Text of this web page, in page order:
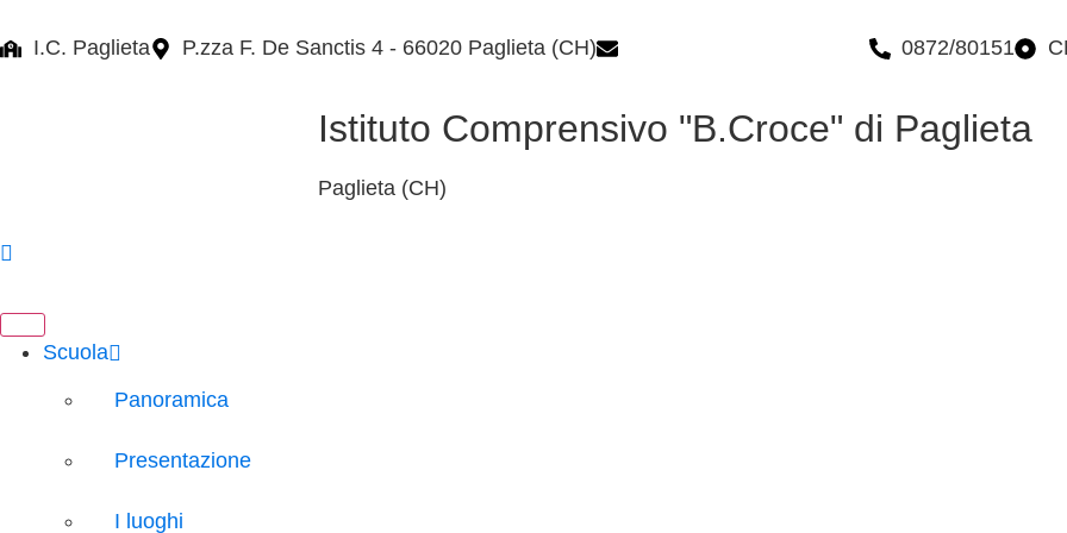
I.C. Paglieta P.zza F. De Sanctis 4 - 66020 Paglieta (CH) 0872/80151
Istituto Comprensivo "B.Croce" di Paglieta
Paglieta (CH)
Scuola
Panoramica
Presentazione
I luoghi